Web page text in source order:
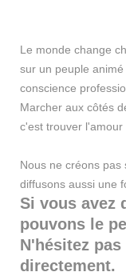
Le monde change
sur un peuple
conscience
Marcher aux côtés
c'est trouver l'amour
Nous ne créons
diffusons aussi une
Si vous avez
pouvons le
N'hésitez pas
directement.